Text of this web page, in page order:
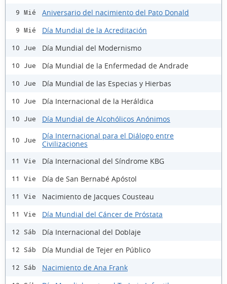
9 Mié Aniversario del nacimiento del Pato Donald
9 Mié Día Mundial de la Acreditación
10 Jue Día Mundial del Modernismo
10 Jue Día Mundial de la Enfermedad de Andrade
10 Jue Día Mundial de las Especias y Hierbas
10 Jue Día Internacional de la Heráldica
10 Jue Día Mundial de Alcohólicos Anónimos
10 Jue
Día Internacional para el Diálogo entre
Civilizaciones
11 Vie Día Internacional del Síndrome KBG
11 Vie Día de San Bernabé Apóstol
11 Vie Nacimiento de Jacques Cousteau
11 Vie Día Mundial del Cáncer de Próstata
12 Sáb Día Internacional del Doblaje
12 Sáb Día Mundial de Tejer en Público
12 Sáb Nacimiento de Ana Frank